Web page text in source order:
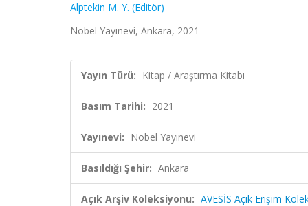
Alptekin M. Y. (Editör)
Nobel Yayınevi, Ankara, 2021
Yayın Türü: Kitap / Araştırma Kitabı
Basım Tarihi: 2021
Yayınevi: Nobel Yayınevi
Basıldığı Şehir: Ankara
Açık Arşiv Koleksiyonu: AVESİS Açık Erişim